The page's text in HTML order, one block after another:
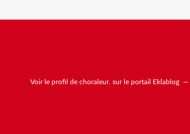
Voir le profil de choraleur. sur le portail Eklablog